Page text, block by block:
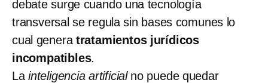
debate surge cuando una tecnología
transversal se regula sin bases comunes lo
cual genera tratamientos jurídicos
incompatibles.
La inteligencia artificialno puede quedar